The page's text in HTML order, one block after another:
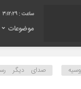
3:12:30
موضوعات
صدای دیگر